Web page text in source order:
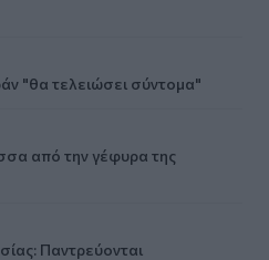
"θα τελειώσει σύντομα"
από την γέφυρα της
Παντρεύονται